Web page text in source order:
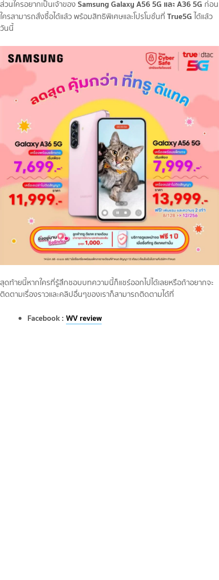
ส่วนใครอยากเป็นเจ้าของ Samsung Galaxy A56 5G และ A36 5G ก่อน
ใครสามารถสั่งซื้อได้แล้ว พร้อมสิทธิพิเศษและโปรโมชั่นที่ True5G ได้แล้ว
วันนี้
สุดท้ายนี้หากใครที่รู้สึกชอบบทความนี้ก็แชร์ออกไปได้เลยหรือถ้าอยากจะ
ติดตามเรื่องราวและคลิปอื่นๆของเราก็สามารถติดตามได้ที่
Facebook :WV review